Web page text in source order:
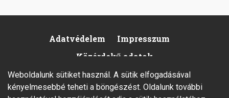
Footer
Adatvédelem
Impresszum
Közérdekű adatok
Weboldalunk sütiket használ. A sütik elfogadásával
kényelmesebbé teheti a böngészést. Oldalunk további